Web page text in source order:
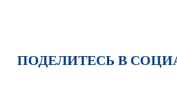
ПОДЕЛИТЕСЬ В